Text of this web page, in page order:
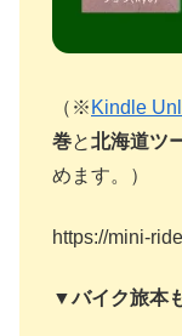
（※ Kindle
巻と北海道ツ
めます。）
https://mini-
▼バイク旅本